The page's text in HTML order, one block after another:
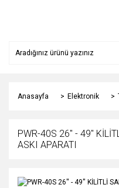
Anasayfa Elektronik
PWR-40S 26'' - 49''
ASKI APARATI